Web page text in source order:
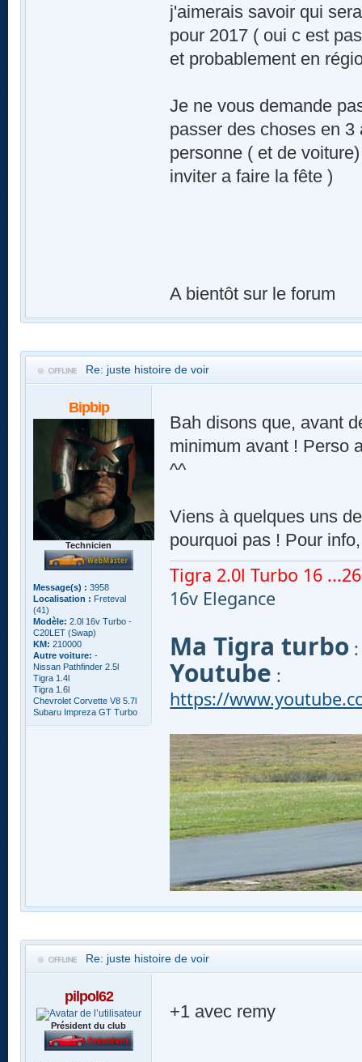
j'aimerais savoir qui
pour 2017 ( oui c est
et probablement en
Je ne vous demande
passer des choses en
personne ( et de
inviter a faire la fête )
A bientôt sur le forum
Re: juste histoire de voir
Bipbip
Technicien
Message(s) : 3958
Localisation : Freteval
(41)
Modèle: 2.0l 16v Turbo -
C20LET (Swap)
KM: 210000
Autre voiture: -
Nissan Pathfinder 2.5l
Tigra 1.4l
Tigra 1.6l
Chevrolet Corvette V8 5.7l
Subaru Impreza GT Turbo
Bah disons que, avant
minimum avant ! Perso
^^
Viens à quelques uns
pourquoi pas ! Pour
Tigra 2.0l Turbo 16
16v Elegance
Ma Tigra turbo
Youtube :
https://
Re: juste histoire de voir
pilpol62
Président du club
+1 avec remy